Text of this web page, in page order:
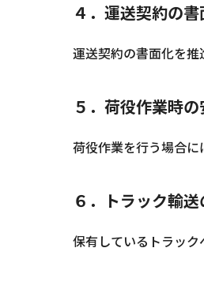
４．運送契約の
運送契約の書面化を推
５．荷役作業時
荷役作業を行う場合に
６．トラック輸
保有しているトラック